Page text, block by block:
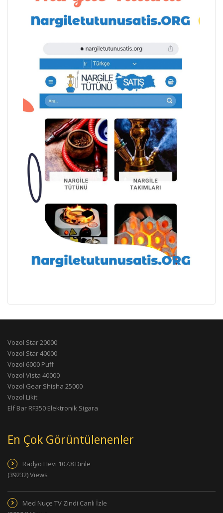
Vozol Star 20000
Vozol Star 40000
Vozol 6000 Puff
Vozol Vista 40000
Vozol Gear Shisha 25000
Vozol Likit
Elf Bar RF350 Elektronik Sigara
En Çok Görüntülenenler
Radyo Hevi 107.8 Dinle
(39232) Views
Med Nuçe TV Zindi Canlı İzle